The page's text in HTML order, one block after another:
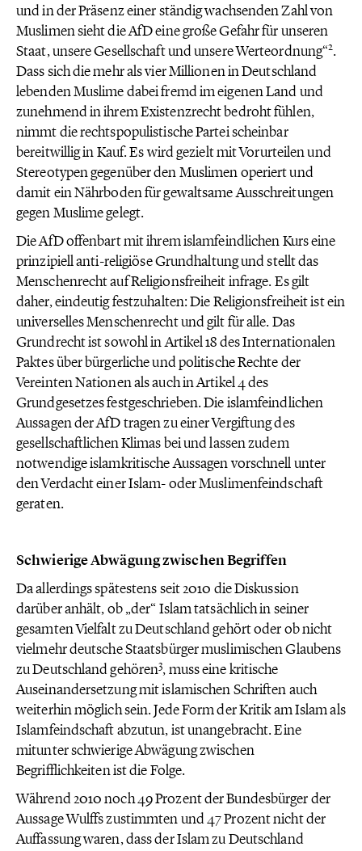
und in der Präsenz einer ständig wachsenden Zahl von
Muslimen sieht die AfD eine große Gefahr für unseren
Staat, unsere Gesellschaft und unsere Werteordnung“2.
Dass sich die mehr als vier Millionen in Deutschland
lebenden Muslime dabei fremd im eigenen Land und
zunehmend in ihrem Existenzrecht bedroht fühlen,
nimmt die rechtspopulistische Partei scheinbar
bereitwillig in Kauf. Es wird gezielt mit Vorurteilen und
Stereotypen gegenüber den Muslimen operiert und
damit ein Nährboden für gewaltsame Ausschreitungen
gegen Muslime gelegt.
Die AfD offenbart mit ihrem islamfeindlichen Kurs eine
prinzipiell anti-religiöse Grundhaltung und stellt das
Menschenrecht auf Religionsfreiheit infrage. Es gilt
daher, eindeutig festzuhalten: Die Religionsfreiheit ist ein
universelles Menschenrecht und gilt für alle. Das
Grundrecht ist sowohl in Artikel 18 des Internationalen
Paktes über bürgerliche und politische Rechte der
Vereinten Nationen als auch in Artikel 4 des
Grundgesetzes festgeschrieben. Die islamfeindlichen
Aussagen der AfD tragen zu einer Vergiftung des
gesellschaftlichen Klimas bei und lassen zudem
notwendige islamkritische Aussagen vorschnell unter
den Verdacht einer Islam- oder Muslimenfeindschaft
geraten.
Schwierige Abwägung zwischen Begriffen
Da allerdings spätestens seit 2010 die Diskussion
darüber anhält, ob „der“ Islam tatsächlich in seiner
gesamten Vielfalt zu Deutschland gehört oder ob nicht
vielmehr deutsche Staatsbürger muslimischen Glaubens
zu Deutschland gehören3, muss eine kritische
Auseinandersetzung mit islamischen Schriften auch
weiterhin möglich sein. Jede Form der Kritik am Islam als
Islamfeindschaft abzutun, ist unangebracht. Eine
mitunter schwierige Abwägung zwischen
Begrifflichkeiten ist die Folge.
Während 2010 noch 49 Prozent der Bundesbürger der
Aussage Wulffs zustimmten und 47 Prozent nicht der
Auffassung waren, dass der Islam zu Deutschland